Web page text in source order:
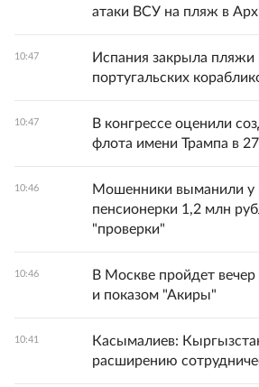
атаки ВСУ на пляж в
10:47
Испания закрыла пляжи
португальских
10:47
В конгрессе оценили
флота имени Трампа в
10:46
Мошенники выманили у
пенсионерки 1,2 млн
"проверки"
10:46
В Москве пройдет
и показом "Акиры"
10:41
Касымалиев:
расширению